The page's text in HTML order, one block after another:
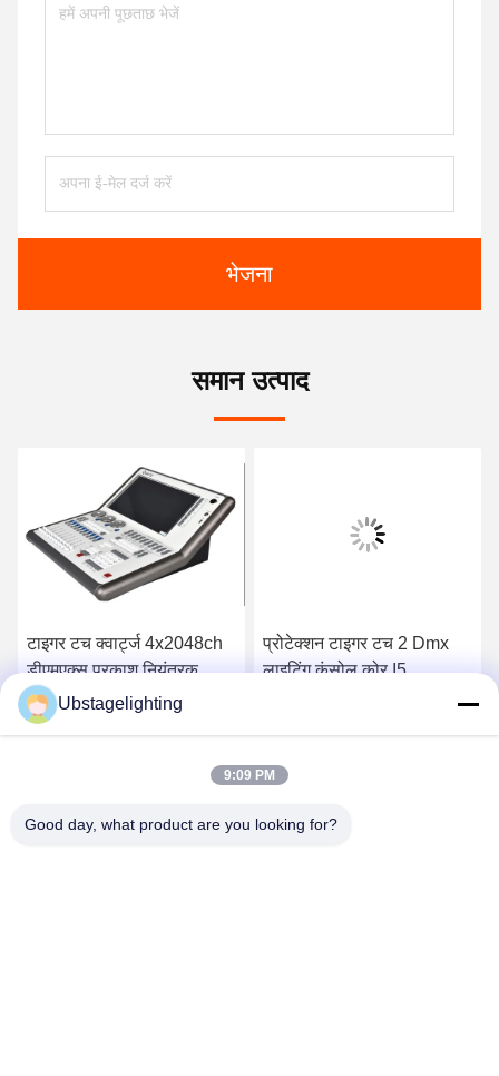
भेजना
समान उत्पाद
टाइगर टच क्वार्ट्ज 4x2048ch
डीएमएक्स प्रकाश नियंत्रक
42.5 सेमी चौड़ा
प्रोटेक्शन टाइगर टच 2 Dmx
लाइटिंग कंसोल कोर I5
Ubstagelighting
9:09 PM
Good day, what product are you looking for?